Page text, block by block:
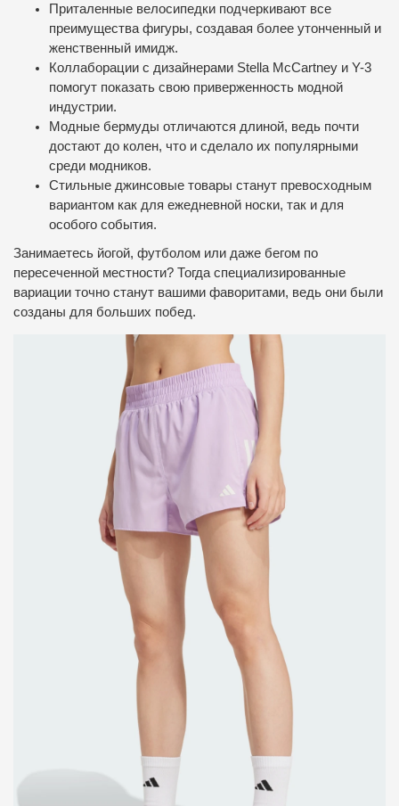
Приталенные велосипедки подчеркивают все
преимущества фигуры, создавая более утонченный и
женственный имидж.
Коллаборации с дизайнерами Stella McCartney и Y-3
помогут показать свою приверженность модной
индустрии.
Модные бермуды отличаются длиной, ведь почти
достают до колен, что и сделало их популярными
среди модников.
Стильные джинсовые товары станут превосходным
вариантом как для ежедневной носки, так и для
особого события.
Занимаетесь йогой, футболом или даже бегом по
пересеченной местности? Тогда специализированные
вариации точно станут вашими фаворитами, ведь они были
созданы для больших побед.